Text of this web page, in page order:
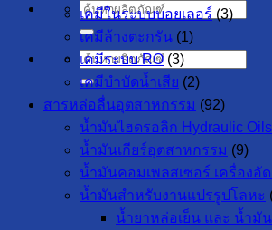
ค้นหา:
ค้นหา:
เคมีในระบบบอยเลอร์ (3)
เคมีล้างตะกรัน (1)
เคมีระบบ RO (3)
เคมีบำบัดน้ำเสีย (2)
สารหล่อลื่นอุตสาหกรรม (92)
น้ำมันไฮดรอลิก Hydraulic Oils
น้ำมันเกียร์อุตสาหกรรม (9)
น้ำมันคอมเพลสเซอร์ เครื่องอั
น้ำมันสำหรับงานแปรรูปโลหะ
น้ำยาหล่อเย็น และ น้ำมั